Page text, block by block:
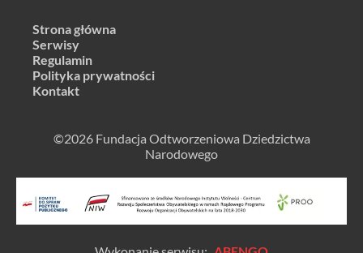
Strona główna
Serwisy
Regulamin
Polityka prywatności
Kontakt
©2026 Fundacja Odtworzeniowa Dziedzictwa
Narodowego